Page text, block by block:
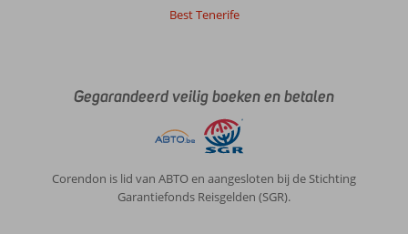
Best Tenerife
Gegarandeerd veilig boeken en betalen
Corendon is lid van ABTO en aangesloten bij de Stichting
Garantiefonds Reisgelden (SGR).